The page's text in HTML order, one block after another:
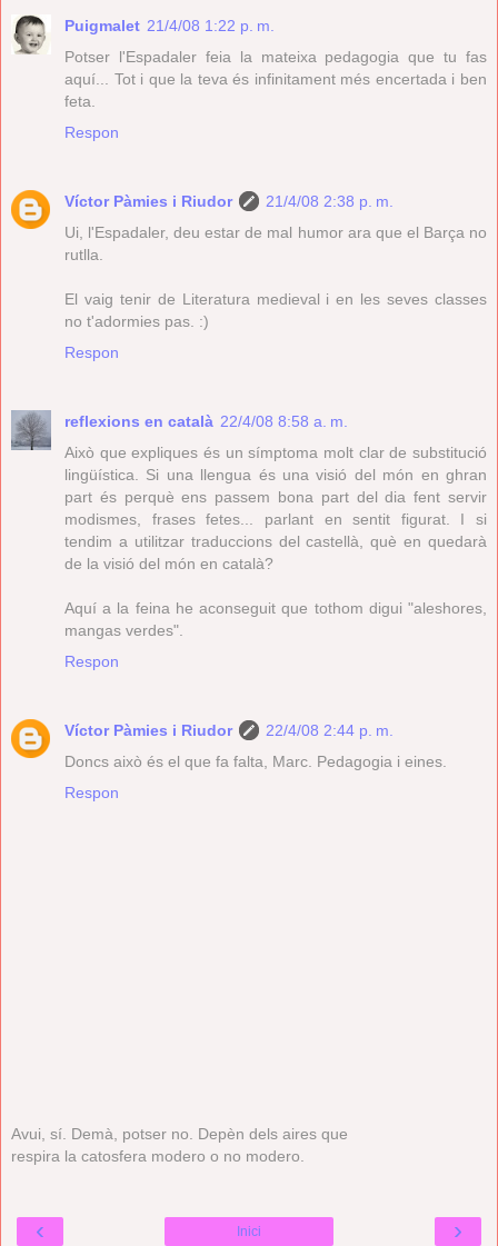
Puigmalet 21/4/08 1:22 p. m.
Potser l'Espadaler feia la mateixa pedagogia que tu fas
aquí... Tot i que la teva és infinitament més encertada i ben
feta.
Respon
Víctor Pàmies i Riudor
21/4/08 2:38 p. m.
Ui, l'Espadaler, deu estar de mal humor ara que el Barça no
rutlla.
El vaig tenir de Literatura medieval i en les seves classes
no t'adormies pas. :)
Respon
reflexions en català 22/4/08 8:58 a. m.
Això que expliques és un símptoma molt clar de substitució
lingüística. Si una llengua és una visió del món en ghran
part és perquè ens passem bona part del dia fent servir
modismes, frases fetes... parlant en sentit figurat. I si
tendim a utilitzar traduccions del castellà, què en quedarà
de la visió del món en català?
Aquí a la feina he aconseguit que tothom digui "aleshores,
mangas verdes".
Respon
Víctor Pàmies i Riudor
22/4/08 2:44 p. m.
Doncs això és el que fa falta, Marc. Pedagogia i eines.
Respon
Avui, sí. Demà, potser no. Depèn dels aires que
respira la catosfera modero o no modero.
‹ ›
Inici